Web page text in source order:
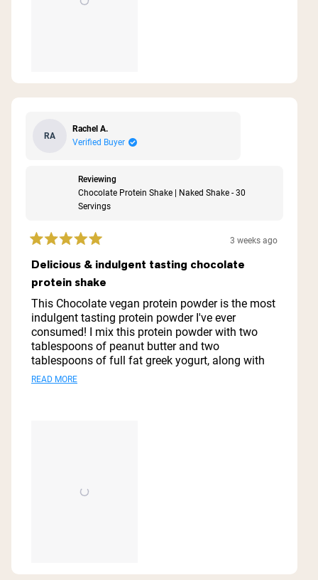
RA
Rachel A.
Verified Buyer
Reviewing
Chocolate Protein Shake | Naked Shake - 30
Servings
Rated
5
out
of
stars
3 weeks ago
Delicious & indulgent tasting chocolate
protein shake
This Chocolate vegan protein powder is the most
indulgent tasting protein powder I've ever
consumed! I mix this protein powder with two
tablespoons of peanut butter and two
tablespoons of full fat greek yogurt, along with
one tablespoon of honey and one cup of organic
READ MORERead